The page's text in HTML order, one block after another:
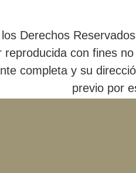
Derechos
reproducida con fines
completa y su
previo por